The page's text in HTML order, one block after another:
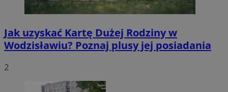
Jak uzyskać Kartę Dużej Rodziny w
Wodzisławiu? Poznaj plusy jej posiadania
2